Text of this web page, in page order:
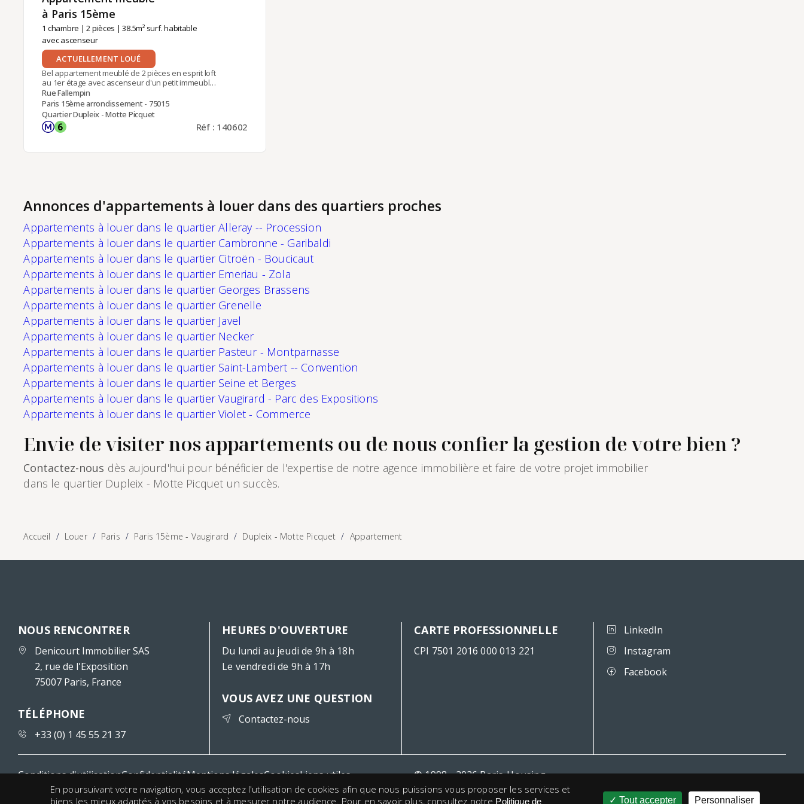
à Paris 15ème ​
1 chambre |2 pièces | 38.5m² surf. habitable
avec ascenseur
ACTUELLEMENT LOUÉ
Bel appartement meublé de 2 pièces en esprit loft
au 1er étage avec ascenseur d'un petit immeuble
idéalement situé dans une petite rue calme du
quartier de la Motte-Picquet. Il comprend: une
entrée, un séjour avec cuisine américaine
équipée, une chambre avec lit double, une salle
de bains avec baignoire et wc séparés.Parking au
Rue Fallempin
Paris 15ème arrondissement - 75015
Quartier Dupleix - Motte Picquet
Réf : 140602
Annonces d'appartements à louer dans des quartiers proches
Appartements à louer dans le quartier Alleray -- Procession
Appartements à louer dans le quartier Cambronne - Garibaldi
Appartements à louer dans le quartier Citroën - Boucicaut
Appartements à louer dans le quartier Emeriau - Zola
Appartements à louer dans le quartier Georges Brassens
Appartements à louer dans le quartier Grenelle
Appartements à louer dans le quartier Javel
Appartements à louer dans le quartier Necker
Appartements à louer dans le quartier Pasteur - Montparnasse
Appartements à louer dans le quartier Saint-Lambert -- Convention
Appartements à louer dans le quartier Seine et Berges
Appartements à louer dans le quartier Vaugirard - Parc des Expositions
Appartements à louer dans le quartier Violet - Commerce
Envie de visiter nos appartements ou de nous confier la gestion de votre bien ?
Contactez-nous dès aujourd'hui pour bénéficier de l'expertise de notre agence immobilière et faire de votre projet immobilier
dans le quartier Dupleix - Motte Picquet un succès.
Accueil Louer Paris Paris 15ème - Vaugirard Dupleix - Motte Picquet Appartement
NOUS RENCONTRER
Denicourt Immobilier SAS
2, rue de l'Exposition
75007 Paris, France
TÉLÉPHONE
+33 (0) 1 45 55 21 37
HEURES D'OUVERTURE
Du lundi au jeudi de 9h à 18h
Le vendredi de 9h à 17h
VOUS AVEZ UNE QUESTION
Contactez-nous
CARTE PROFESSIONNELLE
CPI 7501 2016 000 013 221
LinkedIn
Instagram
Facebook
Conditions d'utilisationConfidentialitéMentions légalesCookiesLiens utiles © 1998 - 2026 Paris-Housing
En poursuivant votre navigation, vous acceptez l'utilisation de cookies afin que nous puissions vous proposer les services et
biens les mieux adaptés à vos besoins et à mesurer notre audience. Pour en savoir plus, consultez notre Politique de Tout accepter Personnaliser